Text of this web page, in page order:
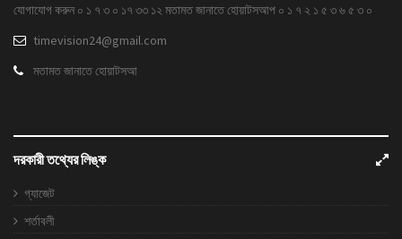
যোগাযোগ করুন ০ ১ ৭ ৩ ০ ১৭ ৩৩ ১২ মতামত জানাতে হোয়াটসআপ ০ ১ ৭ ২ ১ ৫ ৩ ৬ ৫ ৩ ০
timevision24@gmail.com
মতামত জানাতে হোয়াটসআ
দরকারী তথ্যের লিঙ্ক
গ্যাজেট
শর্তাবলী